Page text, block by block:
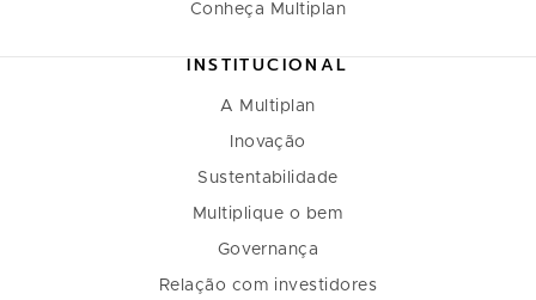
Conheça Multiplan
INSTITUCIONAL
A Multiplan
Inovação
Sustentabilidade
Multiplique o bem
Governança
Relação com investidores